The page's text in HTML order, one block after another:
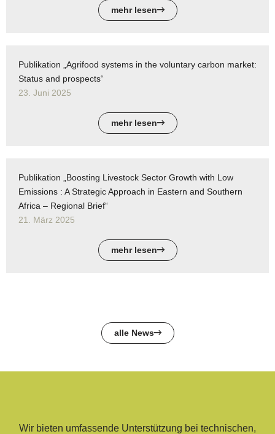
mehr lesen
Publikation „Agrifood systems in the voluntary carbon market:
Status and prospects“
23. Juni 2025
mehr lesen
Publikation „Boosting Livestock Sector Growth with Low
Emissions : A Strategic Approach in Eastern and Southern
Africa – Regional Brief“
21. März 2025
mehr lesen
alle News
Wir bieten umfassende Unterstützung bei technischen,